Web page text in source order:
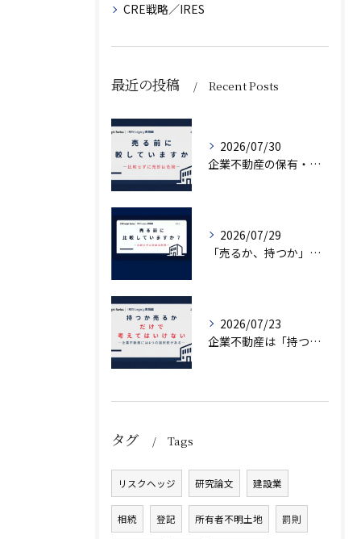
CRE戦略／IRES
最近の投稿 Recent Posts
2026/07/30
企業不動産の保有・活用・売却・組み換えをどう比較するか｜CRE戦略の8つの評価軸
2026/07/29
「売るか、持つか」で悩んでいませんか？
2026/07/23
企業不動産は「持つか売るか」だけではない｜CRE戦略で考える4つの意思決定
タグ Tags
リスクヘッジ 研究論文 建設業
相続 登記 所有者不明土地 罰則